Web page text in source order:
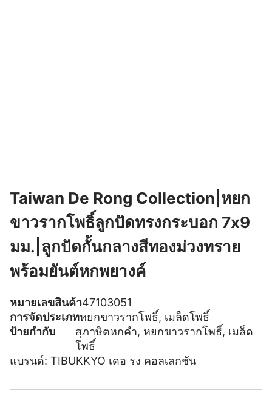
Taiwan De Rong Collection|หยก
ขาวรากโพธิ์ลูกปัดทรงกระบอก 7x9
มม.|ลูกปัดกั้นกลางสีทองม่วงทราย
พร้อมยันต์หกพยางค์
หมายเลขสินค้า47103051
การจัดประเภทหยกขาวรากโพธิ์, เมล็ดโพธิ์
ป้ายกำกับ
สุภาษิตหกคำ, หยกขาวรากโพธิ์, เมล็ด
โพธิ์
แบรนด์: TIBUKKYO เดอ รง คอลเลกชัน